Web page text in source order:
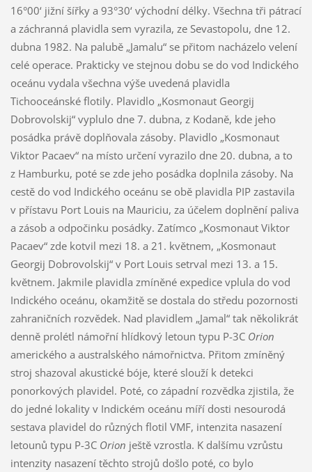
16°00‘ jižní šířky a 93°30‘ východní délky. Všechna tři pátrací
a záchranná plavidla sem vyrazila, ze Sevastopolu, dne 12.
dubna 1982. Na palubě „Jamalu“ se přitom nacházelo velení
celé operace. Prakticky ve stejnou dobu se do vod Indického
oceánu vydala všechna výše uvedená plavidla
Tichooceánské flotily. Plavidlo „Kosmonaut Georgij
Dobrovolskij“ vyplulo dne 7. dubna, z Kodaně, kde jeho
posádka právě doplňovala zásoby. Plavidlo „Kosmonaut
Viktor Pacaev“ na místo určení vyrazilo dne 20. dubna, a to
z Hamburku, poté se zde jeho posádka doplnila zásoby. Na
cestě do vod Indického oceánu se obě plavidla PIP zastavila
v přístavu Port Louis na Mauriciu, za účelem doplnění paliva
a zásob a odpočinku posádky. Zatímco „Kosmonaut Viktor
Pacaev“ zde kotvil mezi 18. a 21. květnem, „Kosmonaut
Georgij Dobrovolskij“ v Port Louis setrval mezi 13. a 15.
květnem. Jakmile plavidla zmíněné expedice vplula do vod
Indického oceánu, okamžitě se dostala do středu pozornosti
zahraničních rozvědek. Nad plavidlem „Jamal“ tak několikrát
denně prolétl námořní hlídkový letoun typu P-3C Orion
amerického a australského námořnictva. Přitom zmíněný
stroj shazoval akustické bóje, které slouží k detekci
ponorkových plavidel. Poté, co západní rozvědka zjistila, že
do jedné lokality v Indickém oceánu míří dosti nesourodá
sestava plavidel do různých flotil VMF, intenzita nasazení
letounů typu P-3C Orion ještě vzrostla. K dalšímu vzrůstu
intenzity nasazení těchto strojů došlo poté, co bylo